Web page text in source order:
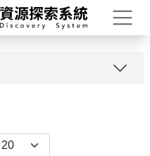
打
Results per page